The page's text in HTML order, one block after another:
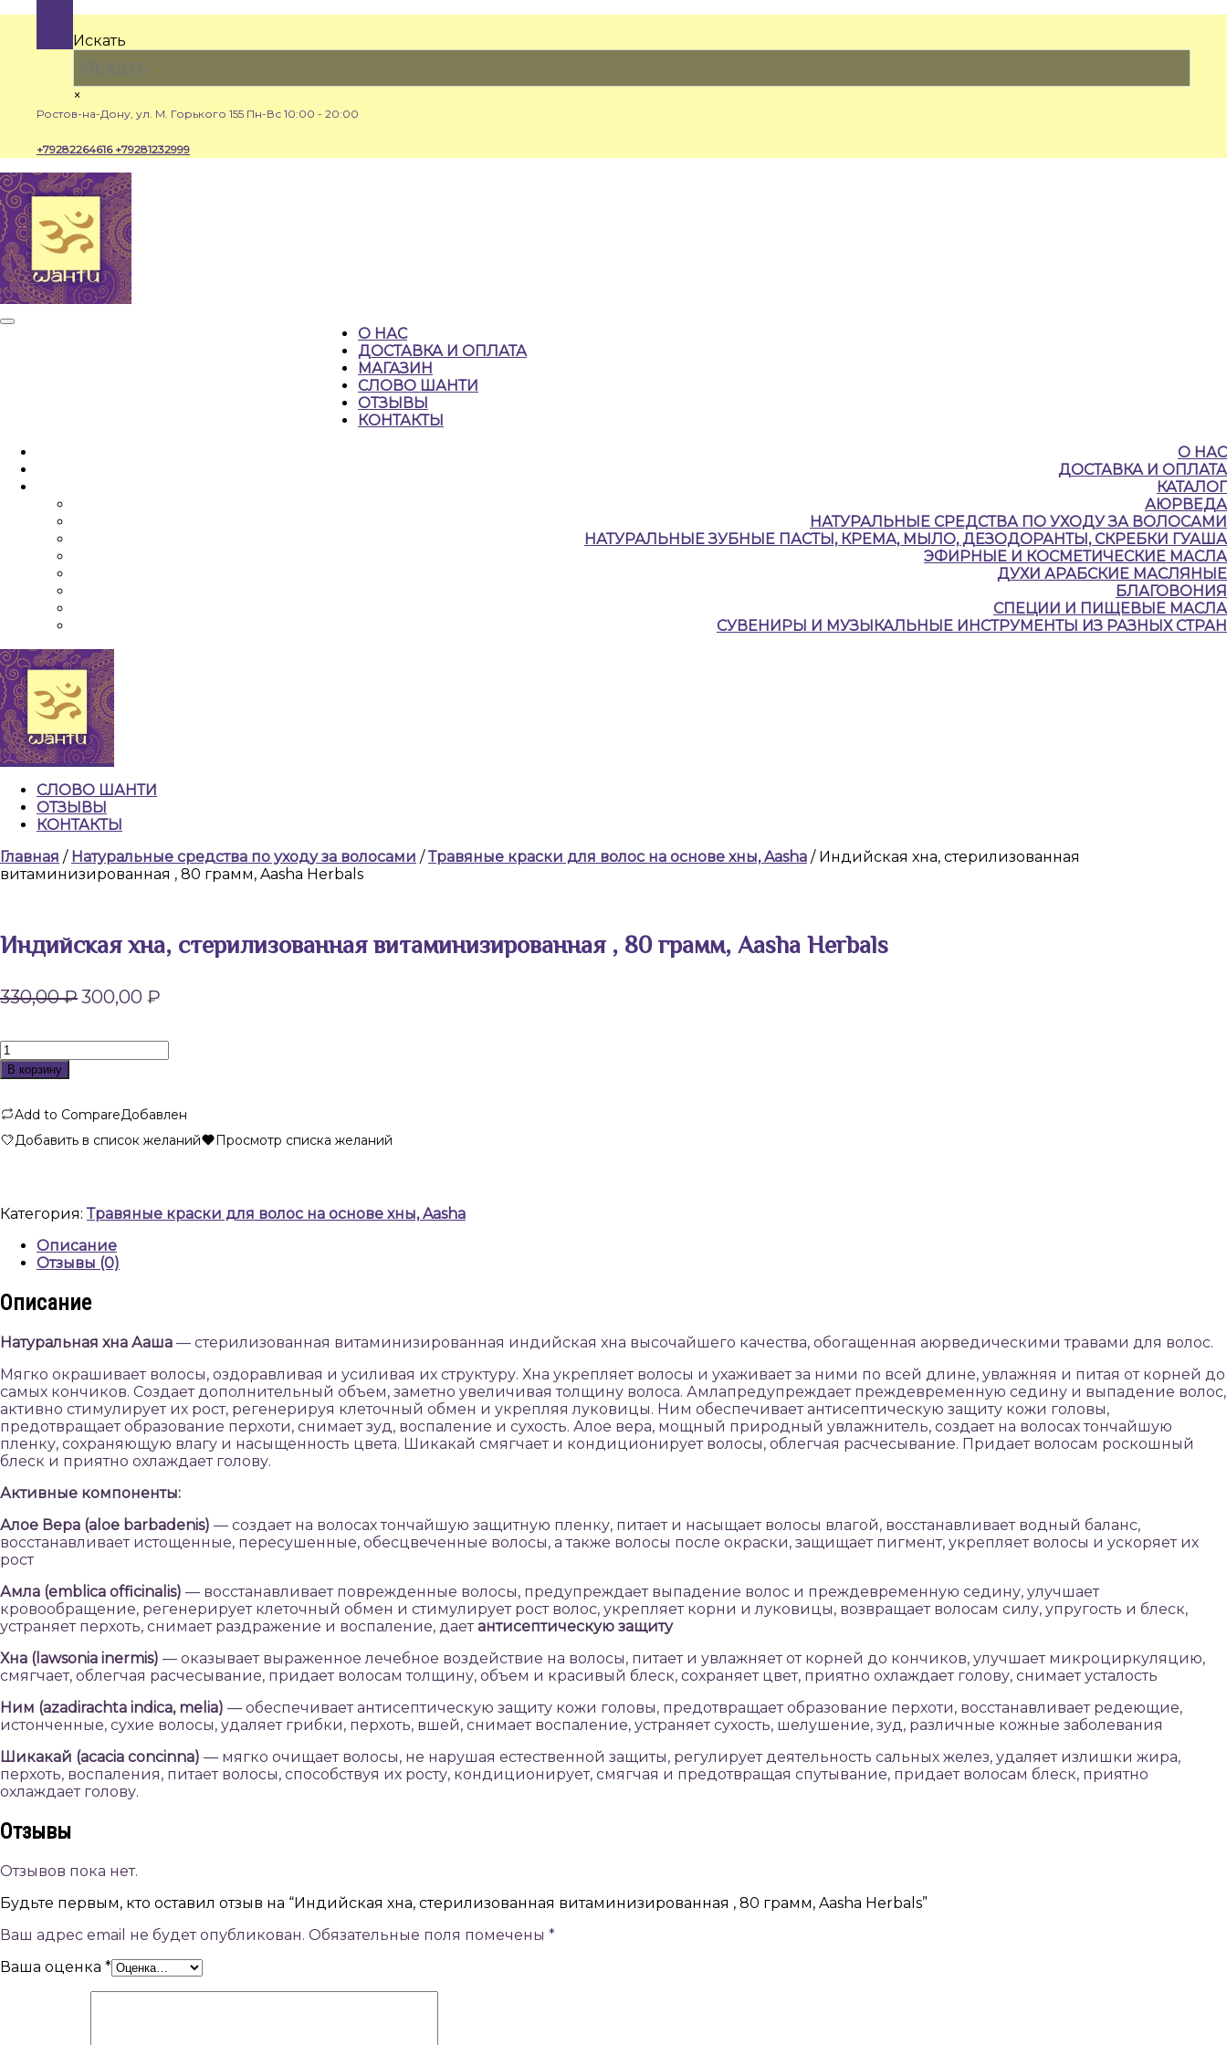
содержимому
Искать
×
Ростов-на-Дону, ул. М. Горького 155 Пн-Вс 10:00 - 20:00
+79282264616+79281232999
Кнопка
О НАС
ДОСТАВКА И ОПЛАТА
МАГАЗИН
СЛОВО ШАНТИ
ОТЗЫВЫ
КОНТАКТЫ
ЗАКРЫТЬ
О НАС
ДОСТАВКА И ОПЛАТА
КАТАЛОГ
АЮРВЕДА
НАТУРАЛЬНЫЕ CРЕДСТВА ПО УХОДУ ЗА ВОЛОСАМИ
НАТУРАЛЬНЫЕ ЗУБНЫЕ ПАСТЫ, КРЕМА, МЫЛО, ДЕЗОДОРАНТЫ, СКРЕБКИ ГУАША
ЭФИРНЫЕ И КОСМЕТИЧЕСКИЕ МАСЛА
ДУХИ АРАБСКИЕ МАСЛЯНЫЕ
БЛАГОВОНИЯ
СПЕЦИИ И ПИЩЕВЫЕ МАСЛА
СУВЕНИРЫ И МУЗЫКАЛЬНЫЕ ИНСТРУМЕНТЫ ИЗ РАЗНЫХ СТРАН
СЛОВО ШАНТИ
ОТЗЫВЫ
КОНТАКТЫ
КНОПКА
ЗАКРЫТЬ
Главная / Натуральные cредства по уходу за волосами /Травяные краски для волос на основе хны, Aasha / Индийская хна, стерилизованная
витаминизированная , 80 грамм, Aasha Herbals
Индийская хна, стерилизованная витаминизированная , 80 грамм, Aasha Herbals
330,00₽ Первоначальная
цена
330,00 ₽.
300,00 ₽
Количество
товара
Индийская
стерилизованная
витаминизированная
Aasha
Herbals
В корзину
Add to CompareДобавлен
Добавить в список желаний
Просмотр списка желаний
Категория: Травяные краски для волос на основе хны, Aasha
Описание
Отзывы (0)
Описание
Натуральная хна Ааша — стерилизованная витаминизированная индийская хна высочайшего качества, обогащенная аюрведическими травами для волос.
Мягко окрашивает волосы, оздоравливая и усиливая их структуру. Хна укрепляет волосы и ухаживает за ними по всей длине, увлажняя и питая от корней до
самых кончиков. Создает дополнительный объем, заметно увеличивая толщину волоса. Амлапредупреждает преждевременную седину и выпадение волос,
активно стимулирует их рост, регенерируя клеточный обмен и укрепляя луковицы. Ним обеспечивает антисептическую защиту кожи головы,
предотвращает образование перхоти, снимает зуд, воспаление и сухость. Алое вера, мощный природный увлажнитель, создает на волосах тончайшую
пленку, сохраняющую влагу и насыщенность цвета. Шикакай смягчает и кондиционирует волосы, облегчая расчесывание. Придает волосам роскошный
блеск и приятно охлаждает голову.
Активные компоненты:
Алое Вера (aloe barbadenis) — создает на волосах тончайшую защитную пленку, питает и насыщает волосы влагой, восстанавливает водный баланс,
восстанавливает истощенные, пересушенные, обесцвеченные волосы, а также волосы после окраски, защищает пигмент, укрепляет волосы и ускоряет их
рост
Амла (emblica officinalis) — восстанавливает поврежденные волосы, предупреждает выпадение волос и преждевременную седину, улучшает
кровообращение, регенерирует клеточный обмен и стимулирует рост волос, укрепляет корни и луковицы, возвращает волосам силу, упругость и блеск,
устраняет перхоть, снимает раздражение и воспаление, даетантисептическую защиту
Хна (lawsonia inermis) — оказывает выраженное лечебное воздействие на волосы, питает и увлажняет от корней до кончиков, улучшает микроциркуляцию,
смягчает, облегчая расчесывание, придает волосам толщину, объем и красивый блеск, сохраняет цвет, приятно охлаждает голову, снимает усталость
Ним (azadirachta indica, melia) — обеспечивает антисептическую защиту кожи головы, предотвращает образование перхоти, восстанавливает редеющие,
истонченные, сухие волосы, удаляет грибки, перхоть, вшей, снимает воспаление, устраняет сухость, шелушение, зуд, различные кожные заболевания
Шикакай (acacia concinna) — мягко очищает волосы, не нарушая естественной защиты, регулирует деятельность сальных желез, удаляет излишки жира,
перхоть, воспаления, питает волосы, способствуя их росту, кондиционирует, смягчая и предотвращая спутывание, придает волосам блеск, приятно
охлаждает голову.
Отзывы
Отзывов пока нет.
Будьте первым, кто оставил отзыв на “Индийская хна, стерилизованная витаминизированная , 80 грамм, Aasha Herbals”
Ваш адрес email не будет опубликован. Обязательные поля помечены *
Ваша оценка *